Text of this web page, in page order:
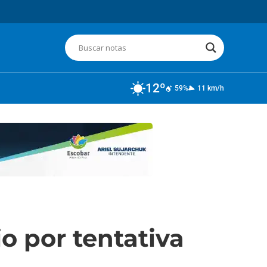
12º 59% 11 km/h
por tentativa